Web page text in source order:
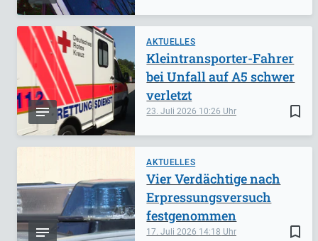
AKTUELLES
bookmark_border
23. Juli 2026 10:26
Kleintransporter-Fahrer
bei Unfall auf A5 schwer
verletzt
AKTUELLES
bookmark_border
17. Juli 2026 14:18
Vier Verdächtige nach
Erpressungsversuch
festgenommen